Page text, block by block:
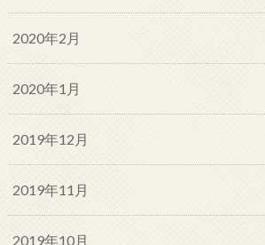
2020年2月
2020年1月
2019年12月
2019年11月
2019年10月